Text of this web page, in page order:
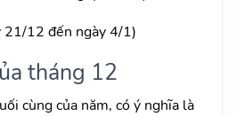
12 đến ngày 4/1)
tháng 12
cùng của năm, có ý nghĩa là